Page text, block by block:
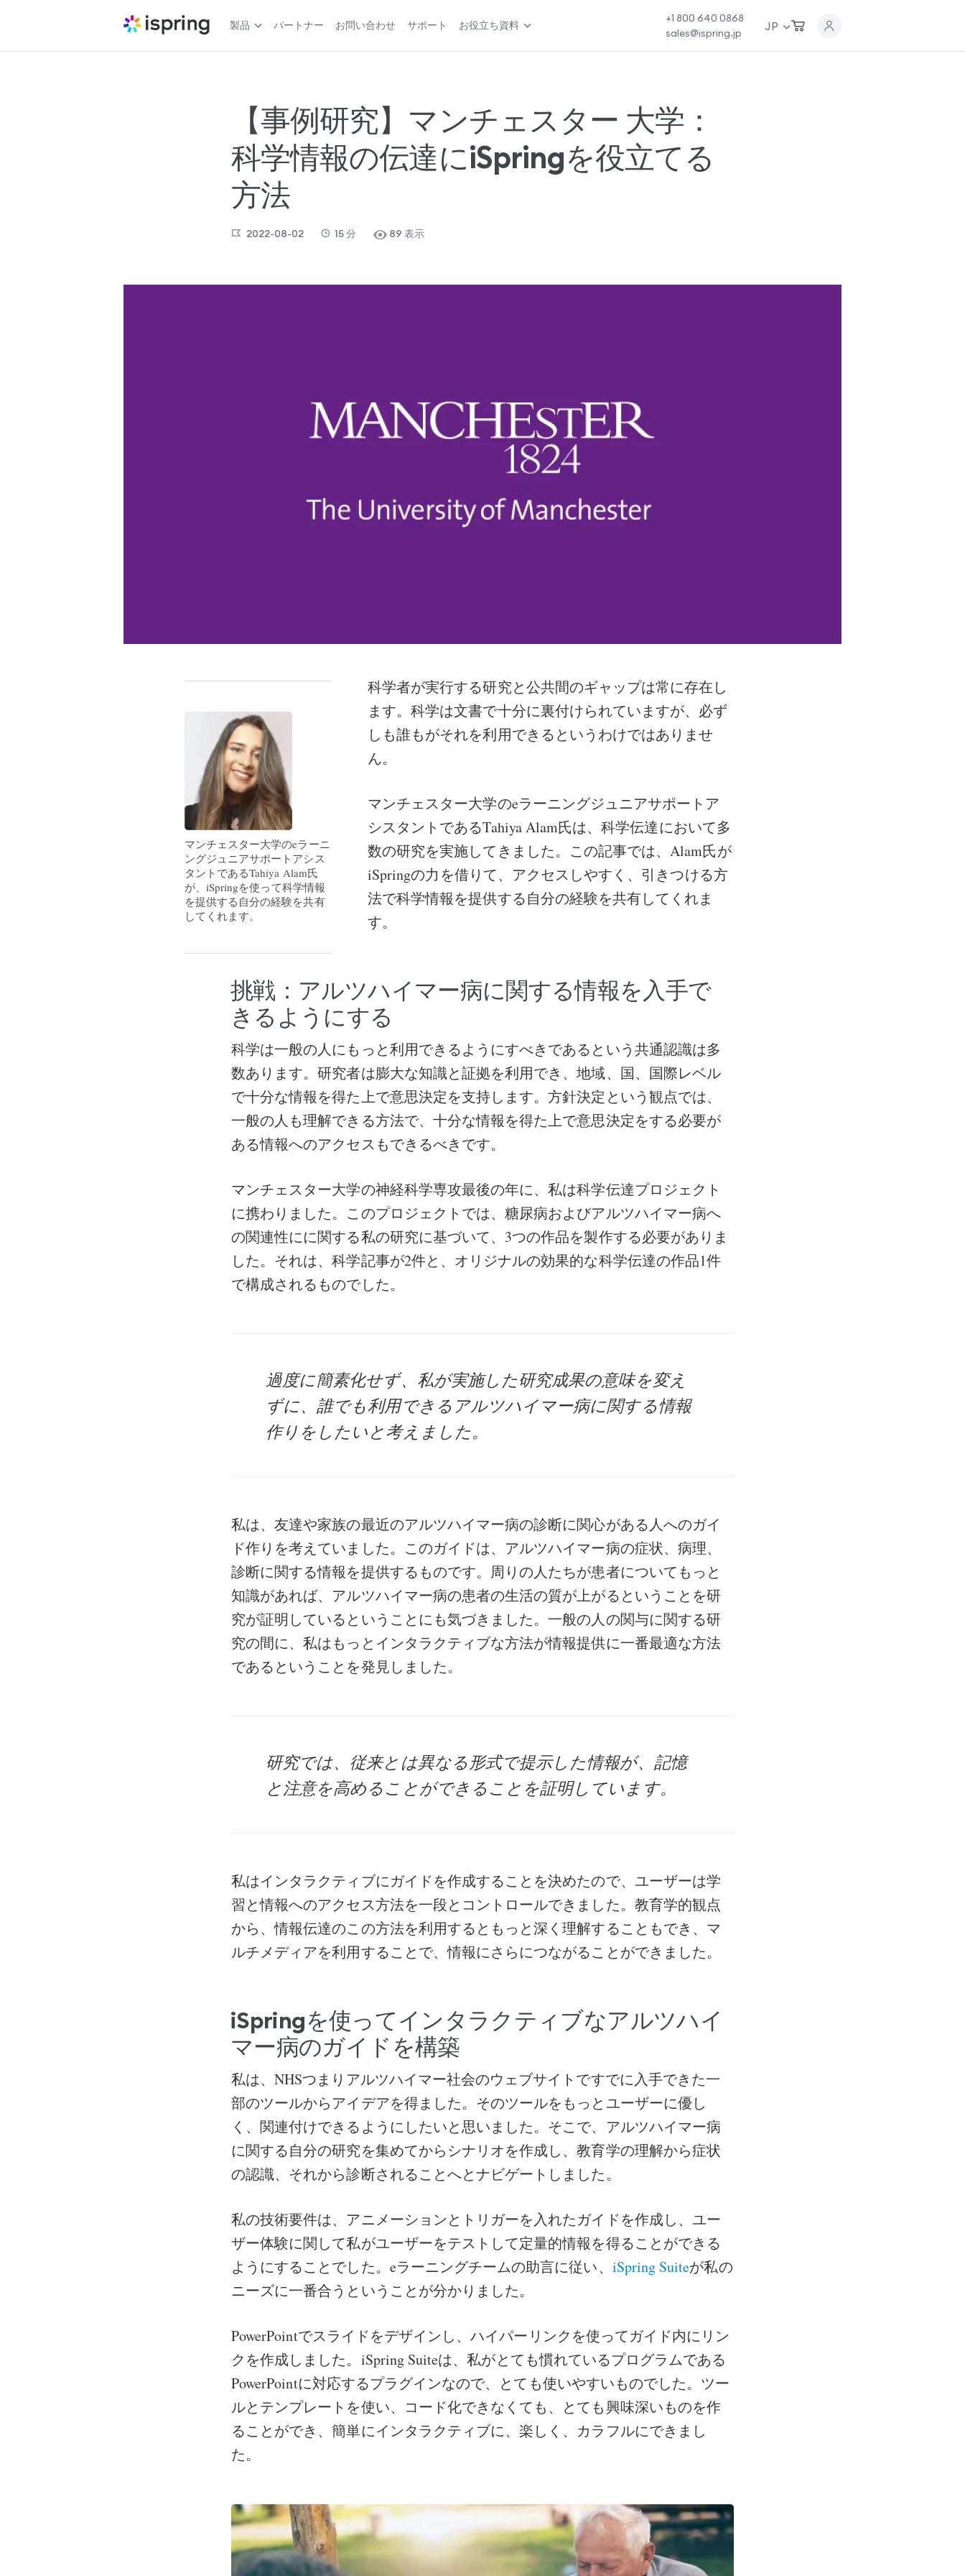
製品 パートナー お問い合わせ サポート お役立ち資料
+1 800 640 0868
sales@ispring.jp
JP
【事例研究】マンチェスター 大学：
科学情報の伝達にiSpringを役立てる
方法
2022-08-02 15分 89 表示
マンチェスター大学のeラーニ
ングジュニアサポートアシス
タントであるTahiya Alam氏
が、iSpringを使って科学情報
を提供する自分の経験を共有
してくれます。
科学者が実行する研究と公共間のギャップは常に存在し
ます。科学は文書で十分に裏付けられていますが、必ず
しも誰もがそれを利用できるというわけではありませ
ん。
マンチェスター大学のeラーニングジュニアサポートア
シスタントであるTahiya Alam氏は、科学伝達において多
数の研究を実施してきました。この記事では、Alam氏が
iSpringの力を借りて、アクセスしやすく、引きつける方
法で科学情報を提供する自分の経験を共有してくれま
す。
挑戦：アルツハイマー病に関する情報を入手で
きるようにする
科学は一般の人にもっと利用できるようにすべきであるという共通認識は多
数あります。研究者は膨大な知識と証拠を利用でき、地域、国、国際レベル
で十分な情報を得た上で意思決定を支持します。方針決定という観点では、
一般の人も理解できる方法で、十分な情報を得た上で意思決定をする必要が
ある情報へのアクセスもできるべきです。
マンチェスター大学の神経科学専攻最後の年に、私は科学伝達プロジェクト
に携わりました。このプロジェクトでは、糖尿病およびアルツハイマー病へ
の関連性にに関する私の研究に基づいて、3つの作品を製作する必要がありま
した。それは、科学記事が2件と、オリジナルの効果的な科学伝達の作品1件
で構成されるものでした。
過度に簡素化せず、私が実施した研究成果の意味を変え
ずに、誰でも利用できるアルツハイマー病に関する情報
作りをしたいと考えました。
私は、友達や家族の最近のアルツハイマー病の診断に関心がある人へのガイ
ド作りを考えていました。このガイドは、アルツハイマー病の症状、病理、
診断に関する情報を提供するものです。周りの人たちが患者についてもっと
知識があれば、アルツハイマー病の患者の生活の質が上がるということを研
究が証明しているということにも気づきました。一般の人の関与に関する研
究の間に、私はもっとインタラクティブな方法が情報提供に一番最適な方法
であるということを発見しました。
研究では、従来とは異なる形式で提示した情報が、記憶
と注意を高めることができることを証明しています。
私はインタラクティブにガイドを作成することを決めたので、ユーザーは学
習と情報へのアクセス方法を一段とコントロールできました。教育学的観点
から、情報伝達のこの方法を利用するともっと深く理解することもでき、マ
ルチメディアを利用することで、情報にさらにつながることができました。
iSpringを使ってインタラクティブなアルツハイ
マー病のガイドを構築
私は、NHSつまりアルツハイマー社会のウェブサイトですでに入手できた一
部のツールからアイデアを得ました。そのツールをもっとユーザーに優し
く、関連付けできるようにしたいと思いました。そこで、アルツハイマー病
に関する自分の研究を集めてからシナリオを作成し、教育学の理解から症状
の認識、それから診断されることへとナビゲートしました。
私の技術要件は、アニメーションとトリガーを入れたガイドを作成し、ユー
ザー体験に関して私がユーザーをテストして定量的情報を得ることができる
ようにすることでした。eラーニングチームの助言に従い、 iSpring Suiteが私の
ニーズに一番合うということが分かりました。
PowerPointでスライドをデザインし、ハイパーリンクを使ってガイド内にリン
クを作成しました。iSpring Suiteは、私がとても慣れているプログラムである
PowerPointに対応するプラグインなので、とても使いやすいものでした。ツー
ルとテンプレートを使い、コード化できなくても、とても興味深いものを作
ることができ、簡単にインタラクティブに、楽しく、カラフルにできまし
た。